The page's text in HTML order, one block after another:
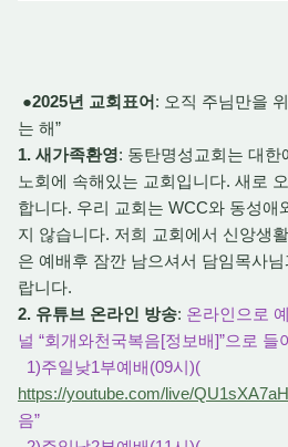
●2025년 교회표어: 오직 주님만을
는 해”
1. 새가족환영: 동탄명성교회는 대한
노회에 속해있는 교회입니다. 새로
합니다. 우리 교회는 WCC와 동성애
지 않습니다. 저희 교회에서 신앙생
은 예배후 잠깐 남으셔서 담임목사
랍니다.
2. 유튜브 온라인 방송: 온라인으로
널 “회개와천국복음[정보배]”으로 들
1)주일낮1부예배(09시)(
https://youtube.com/live/
음”